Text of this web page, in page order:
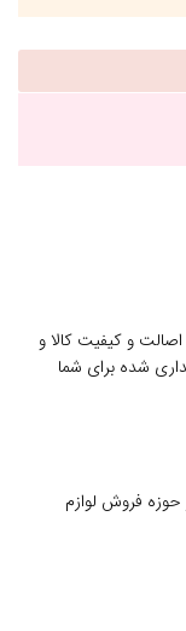
و کیفیت کالا و
شده برای شما
فروش لوازم